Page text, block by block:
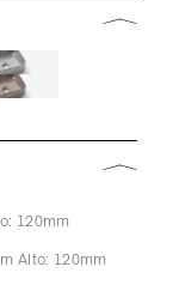
120mm
Alto: 120mm